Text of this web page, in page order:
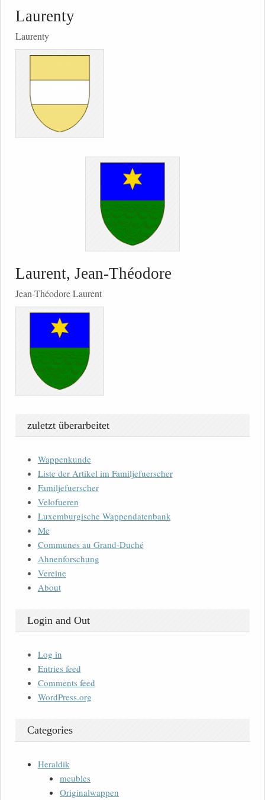
Laurenty
Laurenty
Laurent, Jean-Théodore
Jean-Théodore Laurent
zuletzt überarbeitet
Wappenkunde
Liste der Artikel im Familjefuerscher
Familjefuerscher
Velofueren
Luxemburgische Wappendatenbank
Me
Communes au Grand-Duché
Ahnenforschung
Vereine
About
Login and Out
Log in
Entries feed
Comments feed
WordPress.org
Categories
Heraldik
meubles
Originalwappen